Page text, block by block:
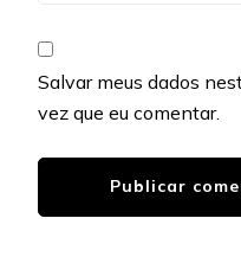
Salvar meus dados
vez que eu comentar.